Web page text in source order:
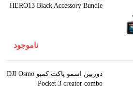
HERO13 Black Accessory Bundle
ناموجود
دوربین اسمو پاکت کمبو DJI Osmo
Pocket 3 creator combo